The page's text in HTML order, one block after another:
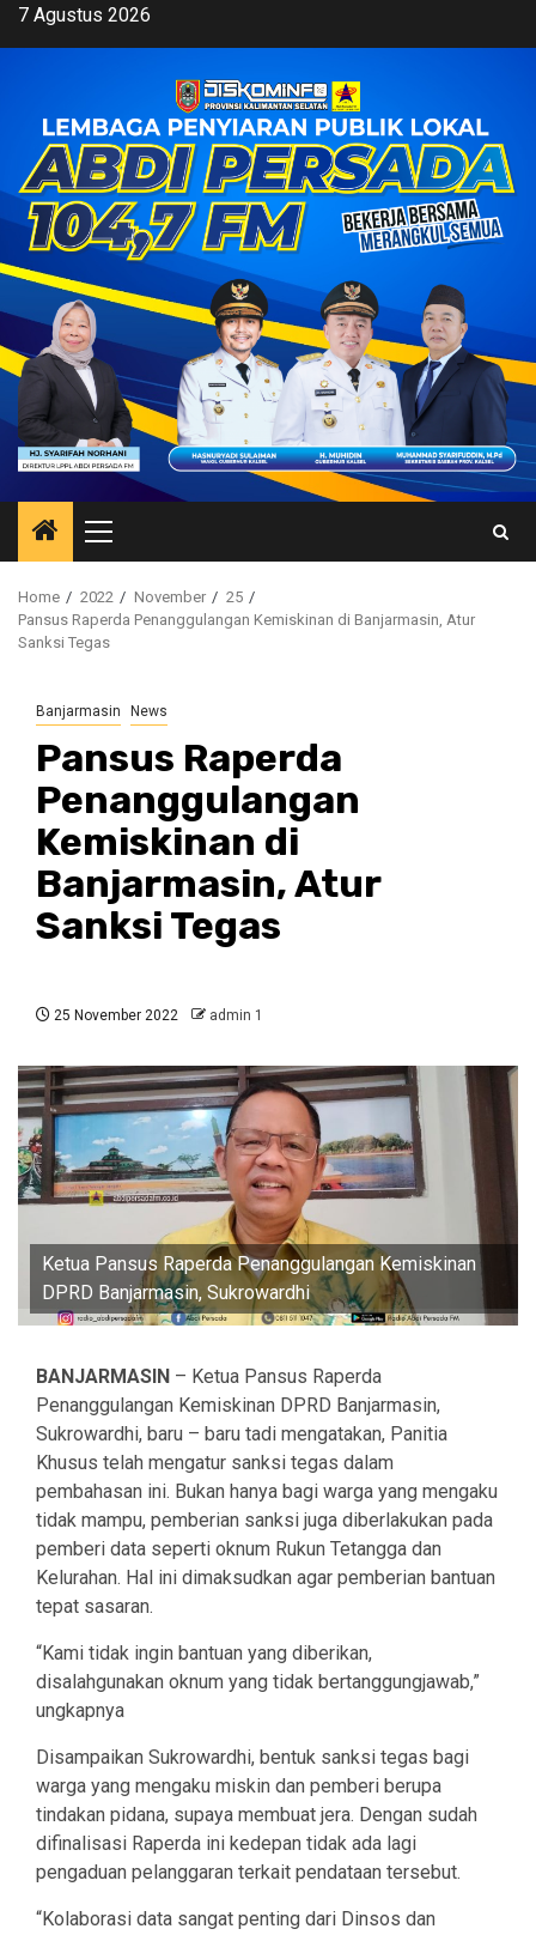
Skip7 Agustus 2026
Primary
Menu
Home 2022 November
25
Pansus Raperda Penanggulangan Kemiskinan di Banjarmasin, Atur
Sanksi Tegas
Banjarmasin News
Pansus Raperda
Penanggulangan
Kemiskinan di
Banjarmasin, Atur
Sanksi Tegas
25 November 2022 admin 1
Ketua Pansus Raperda Penanggulangan Kemiskinan
DPRD Banjarmasin, Sukrowardhi
BANJARMASIN – Ketua Pansus Raperda
Penanggulangan Kemiskinan DPRD Banjarmasin,
Sukrowardhi, baru – baru tadi mengatakan, Panitia
Khusus telah mengatur sanksi tegas dalam
pembahasan ini. Bukan hanya bagi warga yang mengaku
tidak mampu, pemberian sanksi juga diberlakukan pada
pemberi data seperti oknum Rukun Tetangga dan
Kelurahan. Hal ini dimaksudkan agar pemberian bantuan
tepat sasaran.
“Kami tidak ingin bantuan yang diberikan,
disalahgunakan oknum yang tidak bertanggungjawab,”
ungkapnya
Disampaikan Sukrowardhi, bentuk sanksi tegas bagi
warga yang mengaku miskin dan pemberi berupa
tindakan pidana, supaya membuat jera. Dengan sudah
difinalisasi Raperda ini kedepan tidak ada lagi
pengaduan pelanggaran terkait pendataan tersebut.
“Kolaborasi data sangat penting dari Dinsos dan